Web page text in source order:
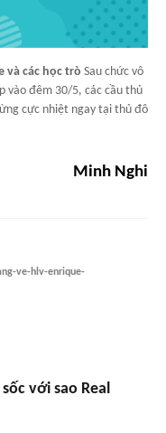
và các học trò Sau chức vô
vào đêm 30/5, các cầu thủ
cực nhiệt ngay tại thủ đô
Minh Nghi
ve-hlv-enrique-
với sao Real